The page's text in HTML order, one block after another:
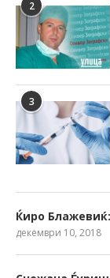
2
3
Ќиро
декември 10, 2018